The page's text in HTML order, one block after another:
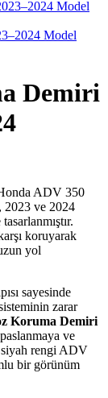
Model
Demiri
ADV 350
2023 ve 2024
koruyarak
yol
sayesinde
zarar
Koruma Demiri
ve
siyah rengi ADV
bir görünüm